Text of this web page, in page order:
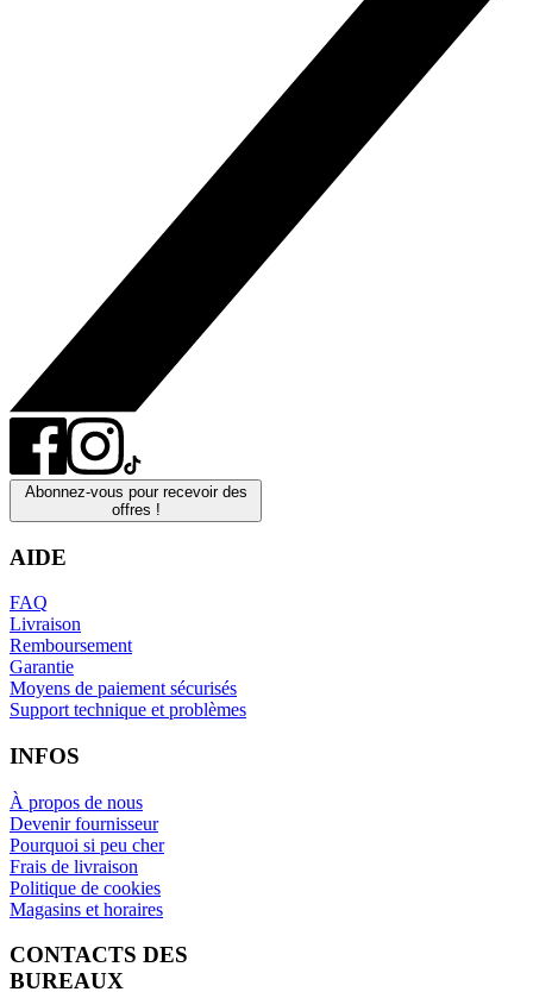
Abonnez-vous pour recevoir des
offres !
AIDE
FAQ
Livraison
Remboursement
Garantie
Moyens de paiement sécurisés
Support technique et problèmes
INFOS
À propos de nous
Devenir fournisseur
Pourquoi si peu cher
Frais de livraison
Politique de cookies
Magasins et horaires
CONTACTS DES
BUREAUX